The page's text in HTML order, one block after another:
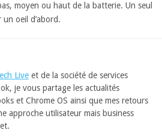
moyen ou haut de la batterie. Un seul
oeil d’abord.
Liveet de la société de services
je vous partage les actualités
et Chrome OS ainsi que mes retours
approche utilisateur mais business